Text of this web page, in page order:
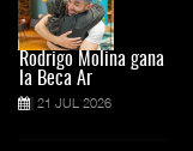
Rodrigo Molina gana
la Beca Ar
21 JUL 2026